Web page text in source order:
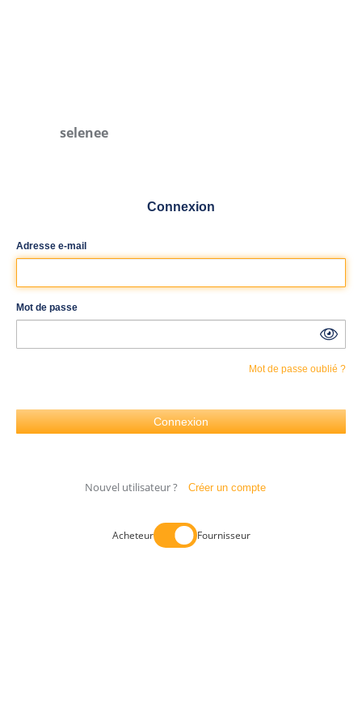
selenee
Connexion
Adresse e-mail
Mot de passe
Mot de passe oublié ?
Nouvel utilisateur ? Créer un compte
Acheteur Fournisseur